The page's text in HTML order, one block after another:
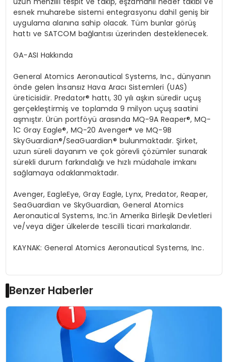
esnek muharebe sistemi entegrasyonu dahil geniş bir
uygulama alanına sahip olacak. Tüm bunlar görüş
hattı ve SATCOM bağlantısı üzerinden desteklenecek.
GA-ASI Hakkında
General Atomics Aeronautical Systems, Inc., dünyanın
önde gelen İnsansız Hava Aracı Sistemleri (UAS)
üreticisidir. Predator® hattı, 30 yılı aşkın süredir uçuş
gerçekleştirmiş ve toplamda 9 milyon uçuş saatini
aşmıştır.Ürün portföyü arasında MQ-9A Reaper®, MQ-
1C Gray Eagle®, MQ-20 Avenger®ve MQ-9B
SkyGuardian®/SeaGuardian® bulunmaktadır. Şirket,
uzun süreli dayanım ve çok görevli çözümler sunarak
sürekli durum farkındalığı ve hızlı müdahale imkanı
sağlamaya odaklanmaktadır.
Avenger, EagleEye, Gray Eagle, Lynx, Predator, Reaper,
SeaGuardian ve SkyGuardian, General Atomics
Aeronautical Systems, Inc.’in Amerika Birleşik Devletleri
ve/veya diğer ülkelerde tescilli ticari markalarıdır.
KAYNAK: General Atomics Aeronautical Systems, Inc.
Benzer Haberler